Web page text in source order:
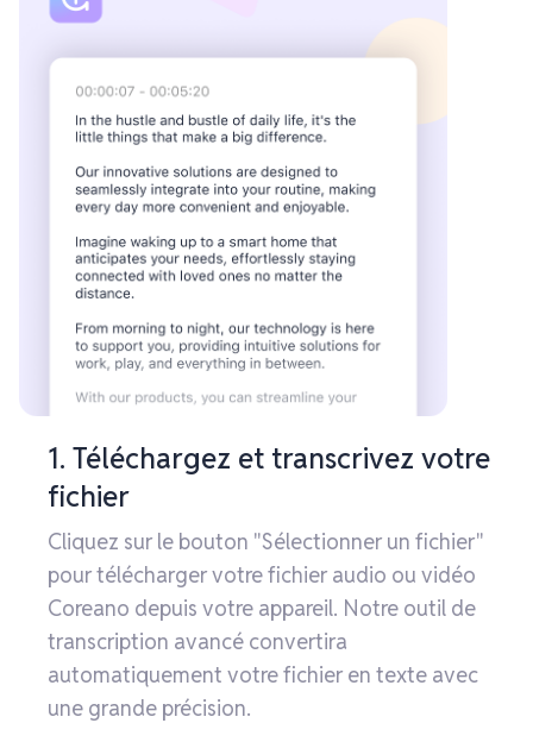
1. Téléchargez et transcrivez votre
fichier
Cliquez sur le bouton "Sélectionner un fichier"
pour télécharger votre fichier audio ou vidéo
Coreano depuis votre appareil. Notre outil de
transcription avancé convertira
automatiquement votre fichier en texte avec
une grande précision.